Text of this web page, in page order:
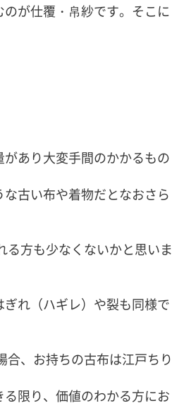
が仕覆・帛紗です。そこに
あり大変手間のかかるもの
古い布や着物だとなおさら
方も少なくないかと思いま
れ（ハギレ）や裂も同様で
、お持ちの古布は江戸ちり
限り、価値のわかる方にお